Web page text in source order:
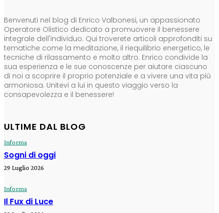
Benvenuti nel blog di Enrico Valbonesi, un appassionato
Operatore Olistico dedicato a promuovere il benessere
integrale dell'individuo. Qui troverete articoli approfonditi su
tematiche come la meditazione, il riequilibrio energetico, le
tecniche di rilassamento e molto altro. Enrico condivide la
sua esperienza e le sue conoscenze per aiutare ciascuno
di noi a scoprire il proprio potenziale e a vivere una vita più
armoniosa. Unitevi a lui in questo viaggio verso la
consapevolezza e il benessere!
ULTIME DAL BLOG
Informa
Sogni di oggi
29 Luglio 2026
Informa
Il Fux di Luce